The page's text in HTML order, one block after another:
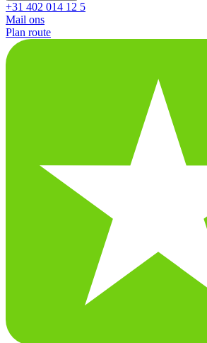
+31 402 014 12 5
Mail ons
Plan route